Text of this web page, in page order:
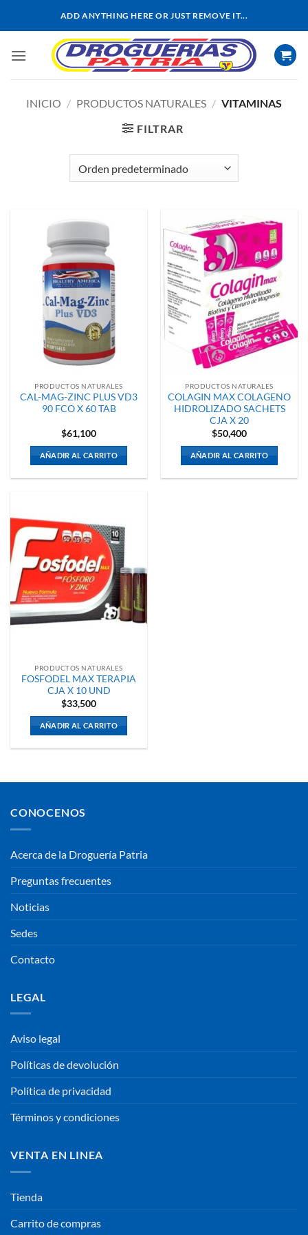
ADD ANYTHING HERE OR JUST REMOVE IT...
INICIO / PRODUCTOS NATURALES / VITAMINAS
FILTRAR
PRODUCTOS NATURALES
CAL-MAG-ZINC PLUS VD3
90 FCO X 60 TAB
$61,100
AÑADIR AL CARRITO
PRODUCTOS NATURALES
COLAGIN MAX COLAGENO
HIDROLIZADO SACHETS
CJA X 20
$50,400
AÑADIR AL CARRITO
PRODUCTOS NATURALES
FOSFODEL MAX TERAPIA
CJA X 10 UND
$33,500
AÑADIR AL CARRITO
CONOCENOS
Acerca de la Droguería Patria
Preguntas frecuentes
Noticias
Sedes
Contacto
LEGAL
Aviso legal
Políticas de devolución
Política de privacidad
Términos y condiciones
VENTA EN LINEA
Tienda
Carrito de compras